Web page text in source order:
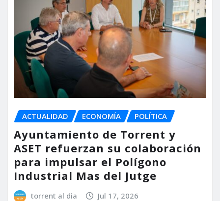
ACTUALIDAD ECONOMÍA POLÍTICA
Ayuntamiento de Torrent y
ASET refuerzan su colaboración
para impulsar el Polígono
Industrial Mas del Jutge
torrent al dia Jul 17, 2026